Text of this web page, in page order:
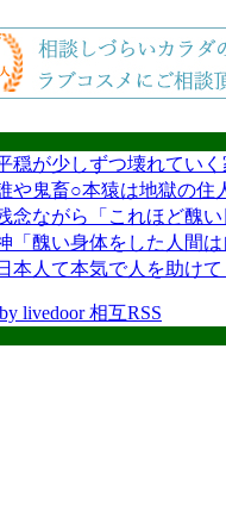
穏が少しずつ壊れていく
や鬼畜○本猿は地獄の住
念ながら「これほど醜
「醜い身体をした人間
本人て本気で人を助け
livedoor 相互RSS